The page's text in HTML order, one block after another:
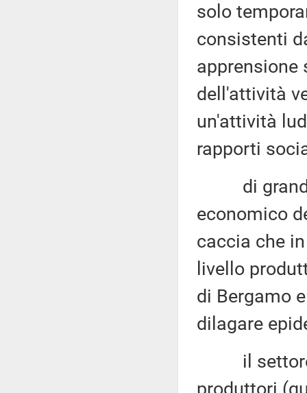
solo
consistenti
dell'attività
un'attività
rapporti
di grande
economico
caccia che
livello
di Bergamo
dilagare
il settore